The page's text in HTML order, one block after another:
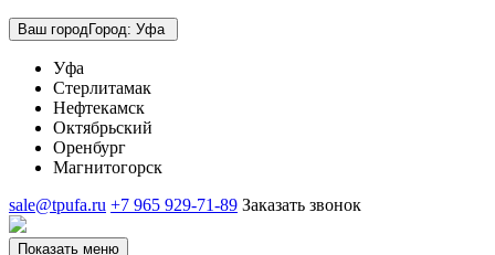
Ваш городГород: Уфа
Уфа
Стерлитамак
Нефтекамск
Октябрьский
Оренбург
Магнитогорск
sale@tpufa.ru +7 965 929-71-89 Заказать звонок
Показать меню